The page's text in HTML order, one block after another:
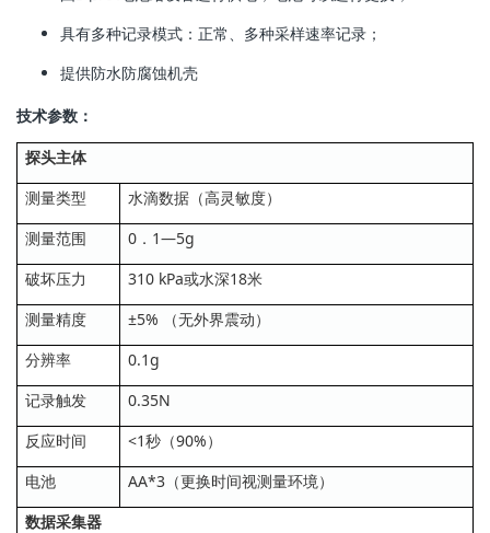
具有多种记录模式：正常、多种采样速率记录；
提供防水防腐蚀机壳
技术参数：
探头主体
测量类型
水滴数据（高灵敏度）
测量范围
0．1—5g
破坏压力
310 kPa或水深18米
测量精度
±5% （无外界震动）
分辨率
0.1g
记录触发
0.35N
反应时间
<1秒（90%）
电池
AA*3（更换时间视测量环境）
数据采集器